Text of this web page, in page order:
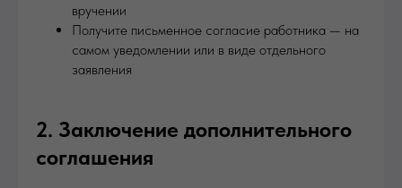
вручении
Получите письменное согласие работника — на
самом уведомлении или в виде отдельного
заявления
2. Заключение дополнительного
соглашения